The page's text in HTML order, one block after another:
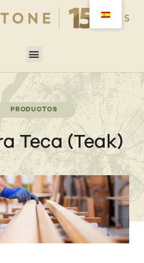
PRODUCTOS
Teca (Teak)